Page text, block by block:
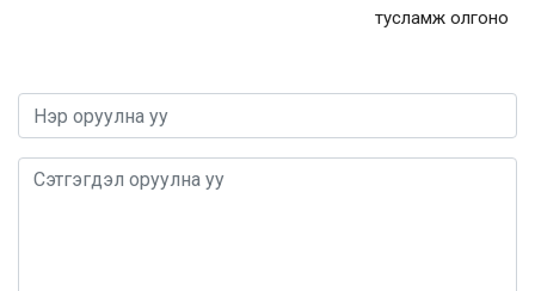
тусламж олгоно